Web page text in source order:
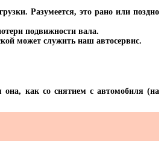
Разумеется, это рано или поздно
подвижности вала.
может служить наш автосервис.
она, как со снятием с автомобиля (на